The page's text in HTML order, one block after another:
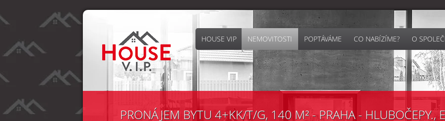
HOUSE VIP NEMOVITOSTI POPTÁVÁME CO NABÍZÍME? O
PRONÁJEM BYTU 4+KK/T/G, 140 M² - PRAHA - HLUBOČEPY.,